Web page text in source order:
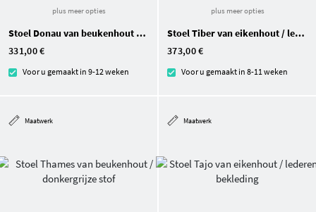
plus meer opties
Stoel Donau van beukenhout / donkergrijze stof
331,00 €
Voor u gemaakt in 9-12 weken
plus meer opties
Stoel Tiber van eikenhout / lederen bekleding
373,00 €
Voor u gemaakt in 8-11 weken
Maatwerk Maatwerk